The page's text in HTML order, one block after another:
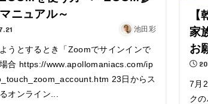
ニュアル～
池田彩
うとするとき「Zoomでサインインで
合 https://www.apollomaniacs.com/ip
23日からス
オンライン...
家
お
7月
ク